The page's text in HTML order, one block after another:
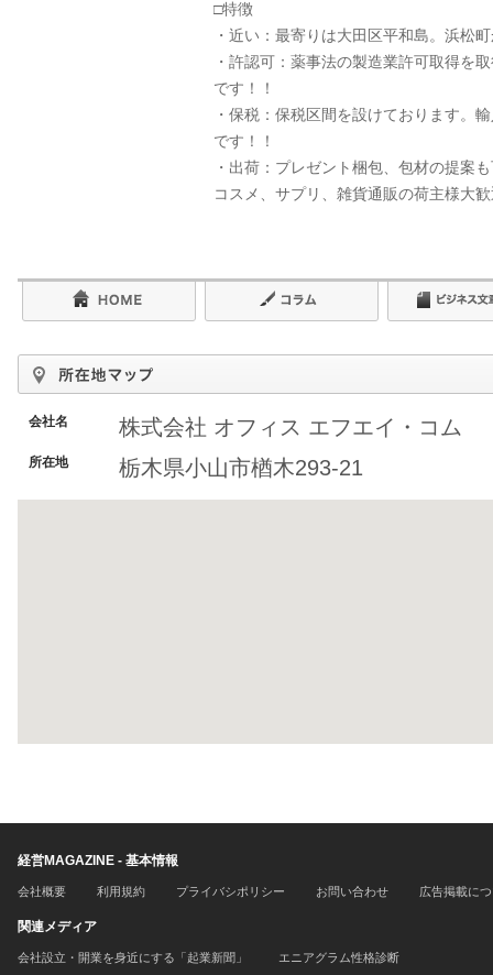
□特徴
・近い：最寄りは大田区平和島。浜松
・許認可：薬事法の製造業許可取得を
です！！
・保税：保税区間を設けております。
です！！
・出荷：プレゼント梱包、包材の提案
コスメ、サプリ、雑貨通販の荷主様大
会社名 株式会社 オフィス エフエイ・コム
所在地 栃木県小山市楢木293-21
経営MAGAZINE - 基本情報
会社概要 利用規約 プライバシポリシー お問い合わせ 広告掲載に
関連メディア
会社設立・開業を身近にする「起業新聞」 エニアグラム性格診断